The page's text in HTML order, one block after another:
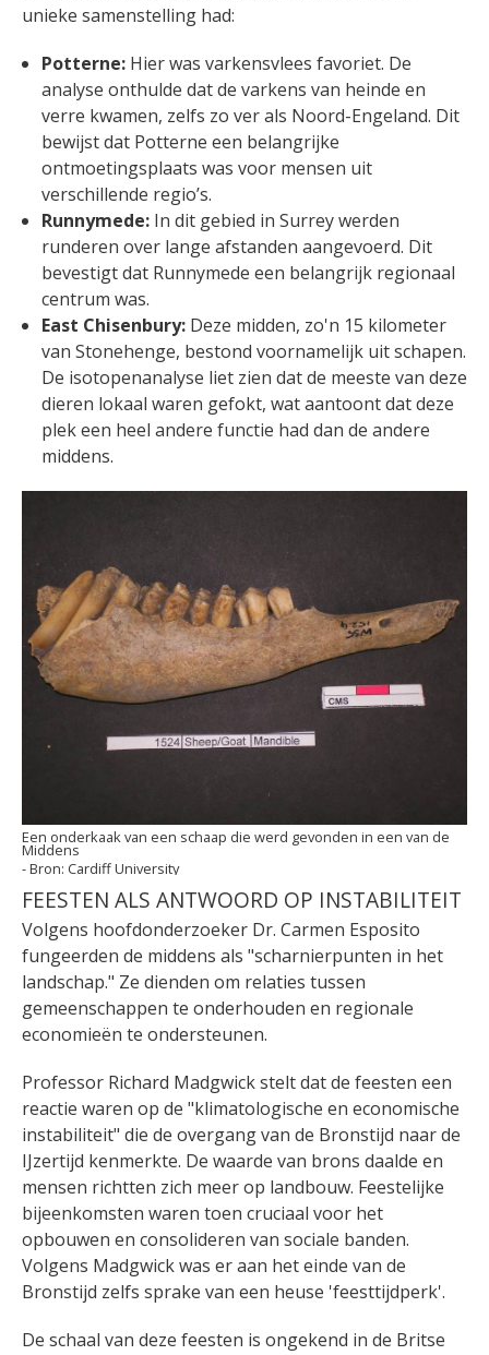
unieke samenstelling had:
Potterne: Hier was varkensvlees favoriet. De
analyse onthulde dat de varkens van heinde en
verre kwamen, zelfs zo ver als Noord-Engeland. Dit
bewijst dat Potterne een belangrijke
ontmoetingsplaats was voor mensen uit
verschillende regio’s.
Runnymede: In dit gebied in Surrey werden
runderen over lange afstanden aangevoerd. Dit
bevestigt dat Runnymede een belangrijk regionaal
centrum was.
East Chisenbury: Deze midden, zo'n 15 kilometer
van Stonehenge, bestond voornamelijk uit schapen.
De isotopenanalyse liet zien dat de meeste van deze
dieren lokaal waren gefokt, wat aantoont dat deze
plek een heel andere functie had dan de andere
middens.
Een onderkaak van een schaap die werd gevonden in een van de
Middens
Cardiff University
FEESTEN ALS ANTWOORD OP INSTABILITEIT
Volgens hoofdonderzoeker Dr. Carmen Esposito
fungeerden de middens als "scharnierpunten in het
landschap." Ze dienden om relaties tussen
gemeenschappen te onderhouden en regionale
economieën te ondersteunen.
Professor Richard Madgwick stelt dat de feesten een
reactie waren op de "klimatologische en economische
instabiliteit" die de overgang van de Bronstijd naar de
IJzertijd kenmerkte. De waarde van brons daalde en
mensen richtten zich meer op landbouw. Feestelijke
bijeenkomsten waren toen cruciaal voor het
opbouwen en consolideren van sociale banden.
Volgens Madgwick was er aan het einde van de
Bronstijd zelfs sprake van een heuse 'feesttijdperk'.
De schaal van deze feesten is ongekend in de Britse